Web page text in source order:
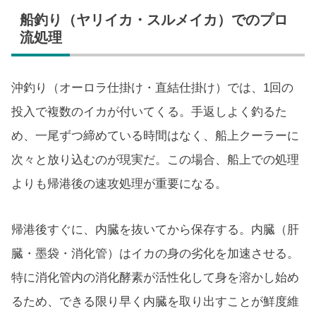
船釣り（ヤリイカ・スルメイカ）でのプロ
流処理
沖釣り（オーロラ仕掛け・直結仕掛け）では、1回の
投入で複数のイカが付いてくる。手返しよく釣るた
め、一尾ずつ締めている時間はなく、船上クーラーに
次々と放り込むのが現実だ。この場合、船上での処理
よりも帰港後の速攻処理が重要になる。
帰港後すぐに、内臓を抜いてから保存する。内臓（肝
臓・墨袋・消化管）はイカの身の劣化を加速させる。
特に消化管内の消化酵素が活性化して身を溶かし始め
るため、できる限り早く内臓を取り出すことが鮮度維